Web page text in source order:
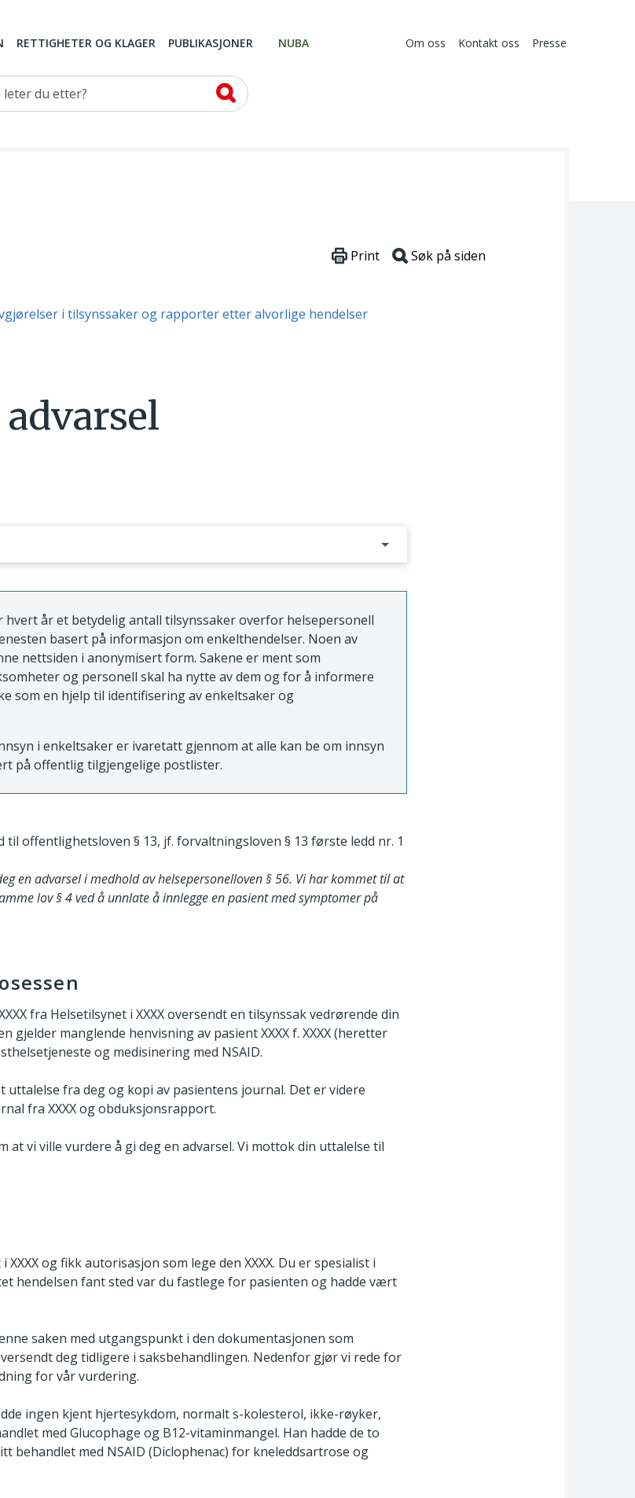
RETTIGHETER OG KLAGER PUBLIKASJONER NUBA Om oss Kontakt oss Presse
du etter?
i tilsynssaker og rapporter etter alvorlige hendelser
Print Søk på siden
hvert år et betydelig antall tilsynssaker overfor helsepersonell
basert på informasjon om enkelthendelser. Noen av
nettsiden i anonymisert form. Sakene er ment som
og personell skal ha nytte av dem og for å informere
som en hjelp til identifisering av enkeltsaker og
i enkeltsaker er ivaretatt gjennom at alle kan be om innsyn
på offentlig tilgjengelige postlister.
offentlighetsloven § 13, jf. forvaltningsloven § 13 første ledd nr. 1
en advarsel i medhold av helsepersonelloven § 56. Vi har kommet til at
lov § 4 ved å unnlate å innlegge en pasient med symptomer på
fra Helsetilsynet i XXXX oversendt en tilsynssak vedrørende din
gjelder manglende henvisning av pasient XXXX f. XXXX (heretter
og medisinering med NSAID.
uttalelse fra deg og kopi av pasientens journal. Det er videre
fra XXXX og obduksjonsrapport.
at vi ville vurdere å gi deg en advarsel. Vi mottok din uttalelse til
og fikk autorisasjon som lege den XXXX. Du er spesialist i
hendelsen fant sted var du fastlege for pasienten og hadde vært
saken med utgangspunkt i den dokumentasjonen som
deg tidligere i saksbehandlingen. Nedenfor gjør vi rede for
for vår vurdering.
ingen kjent hjertesykdom, normalt s-kolesterol, ikke-røyker,
med Glucophage og B12-vitaminmangel. Han hadde de to
behandlet med NSAID (Diclophenac) for kneleddsartrose og